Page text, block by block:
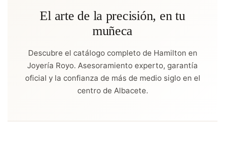
El arte de la precisión, en tu
muñeca
Descubre el catálogo completo de Hamilton en
Joyería Royo. Asesoramiento experto, garantía
oficial y la confianza de más de medio siglo en el
centro de Albacete.